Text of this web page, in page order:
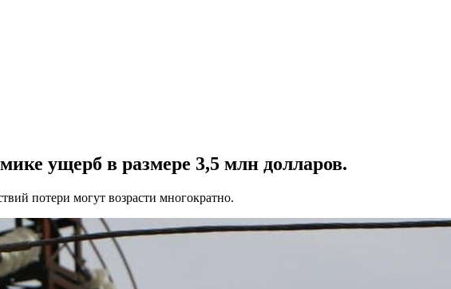
ущерб в размере 3,5 млн долларов.
потери могут возрасти многократно.